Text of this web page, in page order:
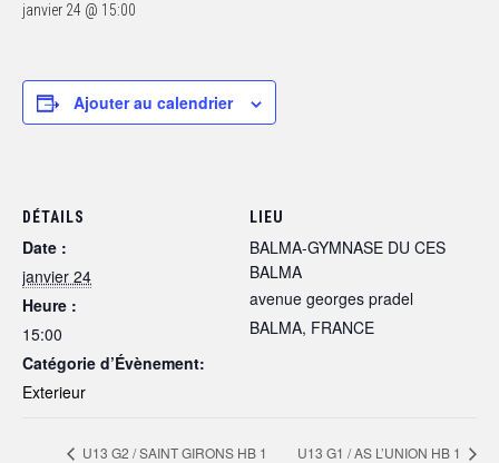
janvier 24 @ 15:00
Ajouter au calendrier
DÉTAILS
Date :
janvier 24
Heure :
15:00
Catégorie d’Évènement:
Exterieur
LIEU
BALMA-GYMNASE DU CES
BALMA
avenue georges pradel
BALMA, FRANCE
U13 G2 / SAINT GIRONS HB 1 U13 G1 / AS L’UNION HB 1